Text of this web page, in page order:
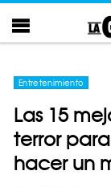
Entretenimiento
Las 15
terror
hacer un